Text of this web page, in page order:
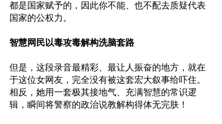
都是国家赋予的，因此你不能、也不配去质疑代表
国家的公权力。
智慧网民以毒攻毒解构洗脑套路
但是，这段录音最精彩、最让人振奋的地方，就在
于这位女网友，完全没有被这套宏大叙事给吓住。
相反，她用一套极其接地气、充满智慧的常识逻
辑，瞬间将警察的政治说教解构得体无完肤！